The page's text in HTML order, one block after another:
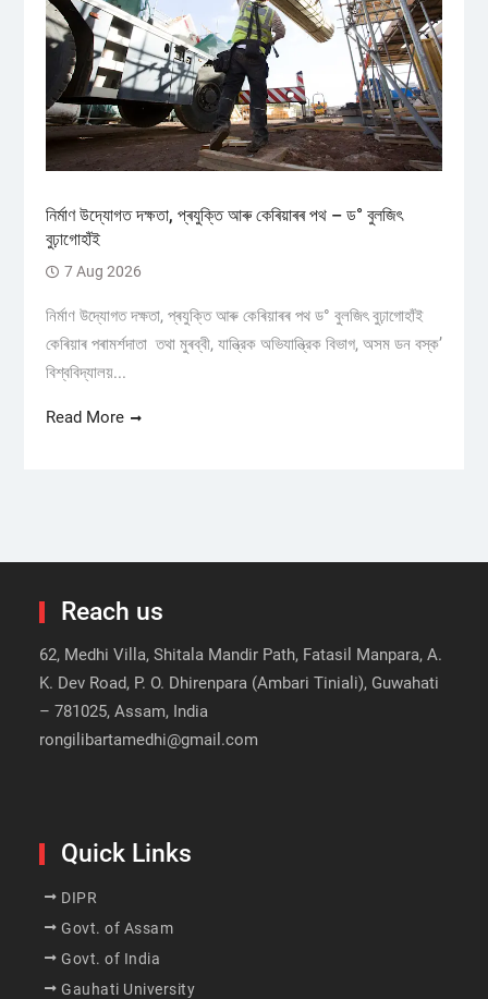
নিৰ্মাণ উদ্যোগত দক্ষতা, প্ৰযুক্তি আৰু কেৰিয়াৰৰ পথ – ড° বুলজিৎ
বুঢ়াগোহাঁই
7 Aug 2026
নিৰ্মাণ উদ্যোগত দক্ষতা, প্ৰযুক্তি আৰু কেৰিয়াৰৰ পথ ড° বুলজিৎ বুঢ়াগোহাঁই
কেৰিয়াৰ পৰামৰ্শদাতা তথা মুৰব্বী, যান্ত্রিক অভিযান্ত্রিক বিভাগ, অসম ডন বস্ক’
বিশ্ববিদ্যালয়...
Read More
Reach us
62, Medhi Villa, Shitala Mandir Path, Fatasil Manpara, A.
K. Dev Road, P. O. Dhirenpara (Ambari Tiniali), Guwahati
– 781025, Assam, India
rongilibartamedhi@gmail.com
Quick Links
DIPR
Govt. of Assam
Govt. of India
Gauhati University